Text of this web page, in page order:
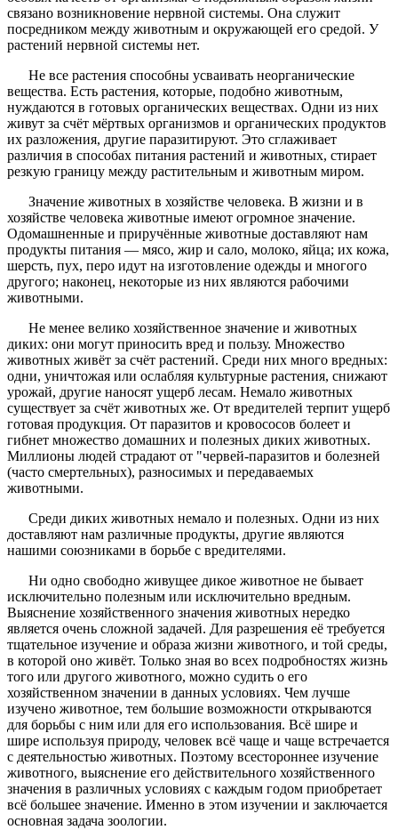
связано возникновение нервной системы. Она служит
посредником между животным и окружающей его средой. У
растений нервной системы нет.
Не все растения способны усваивать неорганические
вещества. Есть растения, которые, подобно животным,
нуждаются в готовых органических веществах. Одни из них
живут за счёт мёртвых организмов и органических продуктов
их разложения, другие паразитируют. Это сглаживает
различия в способах питания растений и животных, стирает
резкую границу между растительным и животным миром.
Значение животных в хозяйстве человека. В жизни и в
хозяйстве человека животные имеют огромное значение.
Одомашненные и приручённые животные доставляют нам
продукты питания — мясо, жир и сало, молоко, яйца; их кожа,
шерсть, пух, перо идут на изготовление одежды и многого
другого; наконец, некоторые из них являются рабочими
животными.
Не менее велико хозяйственное значение и животных
диких: они могут приносить вред и пользу. Множество
животных живёт за счёт растений. Среди них много вредных:
одни, уничтожая или ослабляя культурные растения, снижают
урожай, другие наносят ущерб лесам. Немало животных
существует за счёт животных же. От вредителей терпит ущерб
готовая продукция. От паразитов и кровососов болеет и
гибнет множество домашних и полезных диких животных.
Миллионы людей страдают от "червей-паразитов и болезней
(часто смертельных), разносимых и передаваемых
животными.
Среди диких животных немало и полезных. Одни из них
доставляют нам различные продукты, другие являются
нашими союзниками в борьбе с вредителями.
Ни одно свободно живущее дикое животное не бывает
исключительно полезным или исключительно вредным.
Выяснение хозяйственного значения животных нередко
является очень сложной задачей. Для разрешения её требуется
тщательное изучение и образа жизни животного, и той среды,
в которой оно живёт. Только зная во всех подробностях жизнь
того или другого животного, можно судить о его
хозяйственном значении в данных условиях. Чем лучше
изучено животное, тем большие возможности открываются
для борьбы с ним или для его использования. Всё шире и
шире используя природу, человек всё чаще и чаще встречается
с деятельностью животных. Поэтому всестороннее изучение
животного, выяснение его действительного хозяйственного
значения в различных условиях с каждым годом приобретает
всё большее значение. Именно в этом изучении и заключается
основная задача зоологии.